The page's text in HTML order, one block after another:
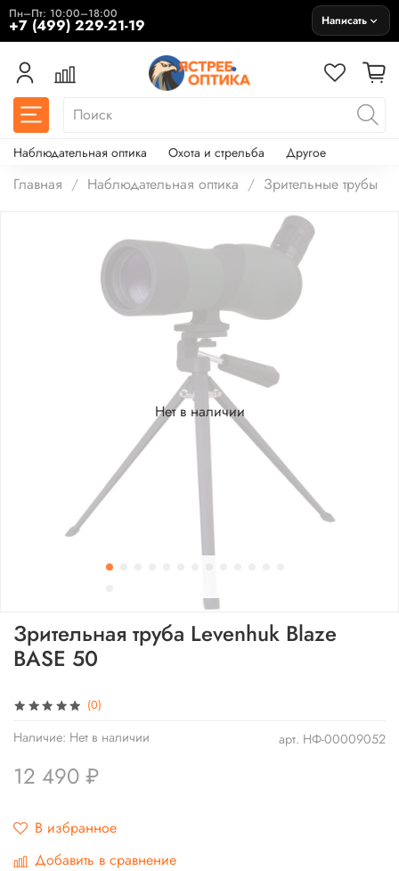
Пн–Пт: 10:00–18:00
+7 (499) 229-21-19 Написать
Наблюдательная оптика Охота и стрельба Другое
Главная Наблюдательная оптика Зрительные трубы
Нет в наличии
(0)
арт. НФ-00009052
Наличие: Нет в наличии
Зрительная труба Levenhuk Blaze
BASE 50
12 490 ₽
В избранное
Добавить в сравнение